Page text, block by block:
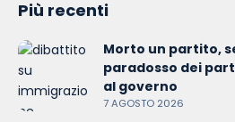
Più recenti
Morto un partito,
paradosso dei
al governo
7 AGOSTO 2026